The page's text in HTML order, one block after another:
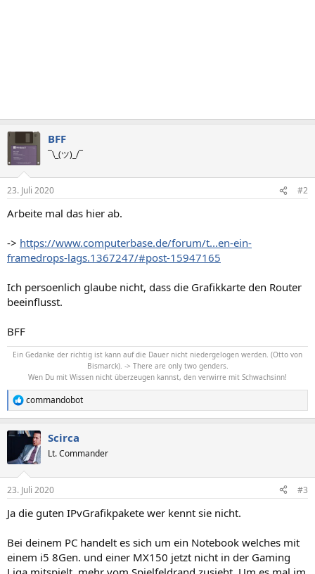
BFF
¯\_(ツ)_/¯
23. Juli 2020 #2
Arbeite mal das hier ab.
-> https://www.computerbase.de/forum/t...en-ein-
framedrops-lags.1367247/#post-15947165
Ich persoenlich glaube nicht, dass die Grafikkarte den Router
beeinflusst.
BFF
Ein Gedanke der richtig ist kann auf die Dauer nicht niedergelogen werden. (Otto von
Bismarck). -> There are only two genders.
Wen Du mit Wissen nicht überzeugen kannst, den verwirre mit Schwachsinn!
R
e
k
i
e
:
commandobot
Scirca
Lt. Commander
23. Juli 2020 #3
Ja die guten IPvGrafikpakete wer kennt sie nicht.
Bei deinem PC handelt es sich um ein Notebook welches mit
einem i5 8Gen. und einer MX150 jetzt nicht in der Gaming